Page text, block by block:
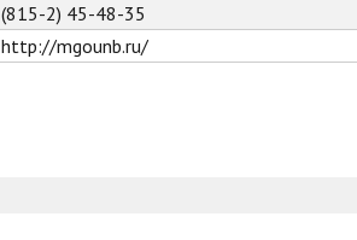
(815-2) 45-48-35
http://mgounb.ru/